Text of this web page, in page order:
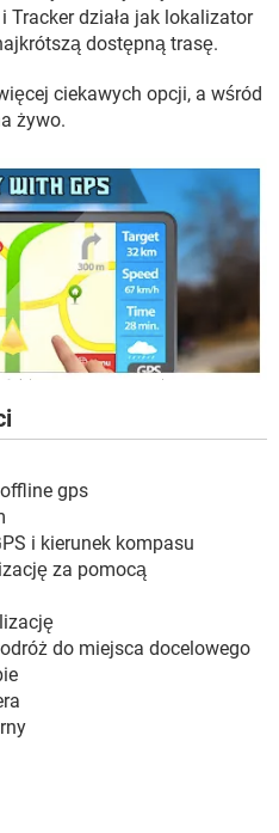
Tracker działa jak lokalizator
dostępną trasę.
ciekawych opcji, a wśród
żywo.
gps
i kierunek kompasu
za pomocą
do miejsca docelowego